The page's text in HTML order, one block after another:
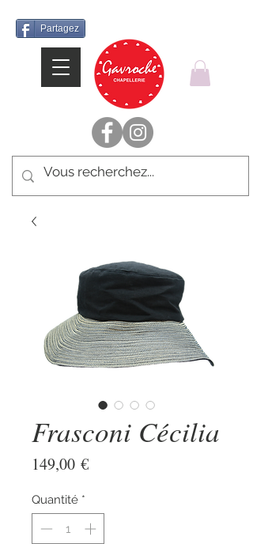
Partagez
Frasconi Cécilia
149,00 €Prix
Quantité *